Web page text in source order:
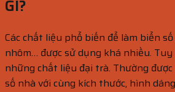
GÌ?
Các chất liệu phổ biến để làm biển
nhôm… được sử dụng khá nhiều.
những chất liệu đại trà. Thường
số nhà với cùng kích thước, hình